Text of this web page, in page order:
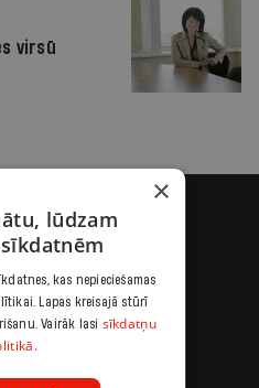
virsū
×
lūdzam
kas nepieciešamas
Lapas kreisajā stūrī
Vairāk lasi sīkdatņu